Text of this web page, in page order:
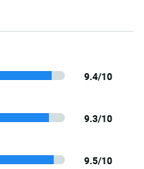
9.4/10
9.3/10
9.5/10